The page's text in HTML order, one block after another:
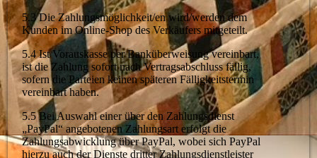
5.3 Die Zahlungsmöglichkeit/en wird/werden dem
Kunden im Online-Shop des Verkäufers mitgeteilt.
5.4 Ist Vorauskasse per Banküberweisung vereinbart,
ist die Zahlung sofort nach Vertragsabschluss fällig,
sofern die Parteien keinen späteren Fälligkeitstermin
vereinbart haben.
5.5 Bei Auswahl einer über den Zahlungsdienst
„PayPal“ angebotenen Zahlungsart erfolgt die
Zahlungsabwicklung über PayPal, wobei sich PayPal
hierzu auch der Dienste dritter Zahlungsdienstleister